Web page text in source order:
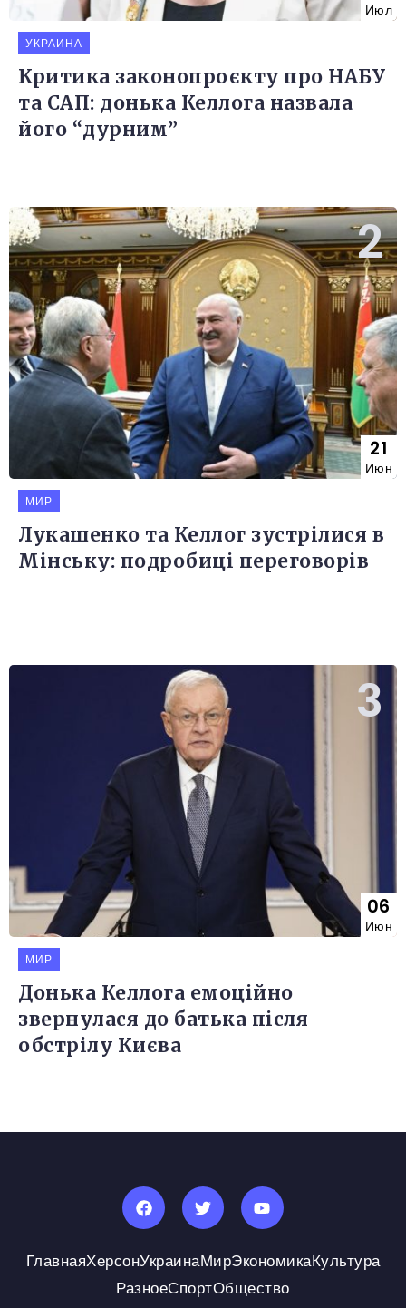
Июл
УКРАИНА
Критика законопроєкту про НАБУ
та САП: донька Келлога назвала
його “дурним”
21
Июн
МИР
Лукашенко та Келлог зустрілися в
Мінську: подробиці переговорів
06
Июн
МИР
Донька Келлога емоційно
звернулася до батька після
обстрілу Києва
ГлавнаяХерсонУкраинаМирЭкономикаКультура
РазноеСпортОбщество